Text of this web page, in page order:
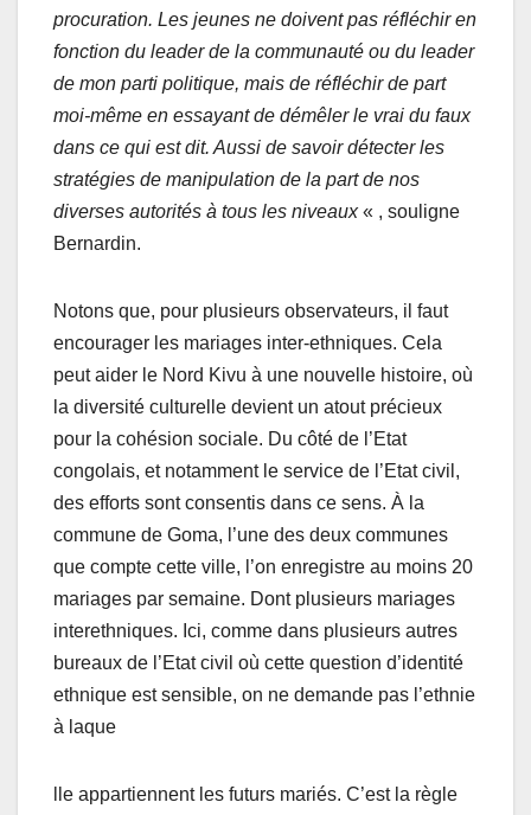
procuration. Les jeunes ne doivent pas réfléchir en
fonction du leader de la communauté ou du leader
de mon parti politique, mais de réfléchir de part
moi-même en essayant de démêler le vrai du faux
dans ce qui est dit. Aussi de savoir détecter les
stratégies de manipulation de la part de nos
diverses autorités à tous les niveaux« , souligne
Bernardin.
Notons que, pour plusieurs observateurs, il faut
encourager les mariages inter-ethniques. Cela
peut aider le Nord Kivu à une nouvelle histoire, où
la diversité culturelle devient un atout précieux
pour la cohésion sociale. Du côté de l’Etat
congolais, et notamment le service de l’Etat civil,
des efforts sont consentis dans ce sens. À la
commune de Goma, l’une des deux communes
que compte cette ville, l’on enregistre au moins 20
mariages par semaine. Dont plusieurs mariages
interethniques. Ici, comme dans plusieurs autres
bureaux de l’Etat civil où cette question d’identité
ethnique est sensible, on ne demande pas l’ethnie
à laque
lle appartiennent les futurs mariés. C’est la règle